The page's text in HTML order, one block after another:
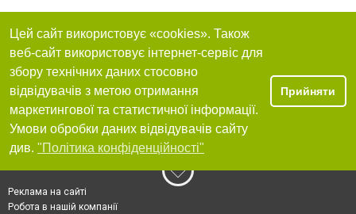
Цей сайт використовує «cookies». Також
веб-сайт використовує інтернет-сервіс для
збору технічних даних стосовно
відвідувачів з метою отримання
маркетингової та статистичної інформації.
Умови обробки даних відвідувачів сайту
див. "Політика конфіденційності"
Прийняти
Реклама на сайті
Робота в нашій компанії